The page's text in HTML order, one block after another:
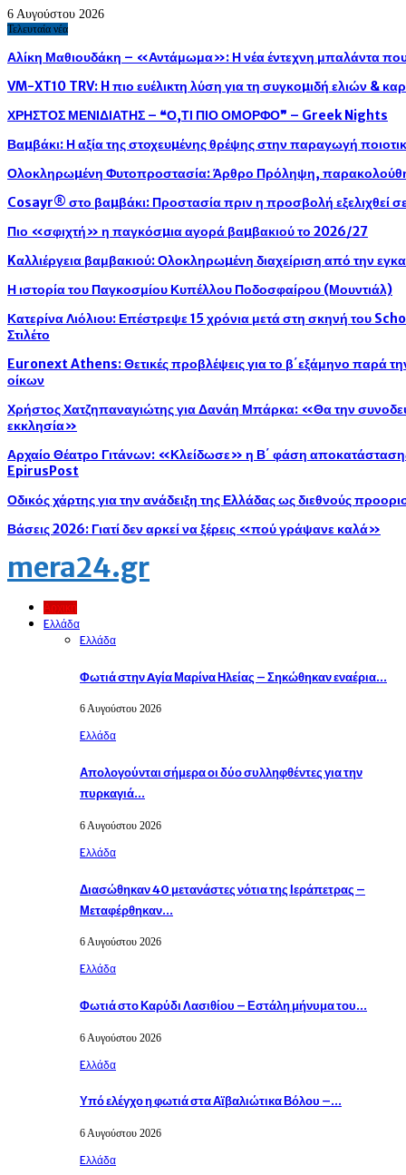
6 Αυγούστου 2026
Τελευταία νέα
Αλίκη Μαθιουδάκη – «Αντάμωμα»: Η νέα έντεχνη μπαλάντα
VM-XT10 TRV: H πιο ευέλικτη λύση για τη συγκοµιδή ελιών &
ΧΡΗΣΤΟΣ ΜΕΝΙΔΙΑΤΗΣ – ❝Ο,ΤΙ ΠΙΟ ΟΜΟΡΦΟ❞ – Greek Nights
Βαµβάκι: Η αξία της στοχευµένης θρέψης στην παραγωγή
Ολοκληρωµένη Φυτοπροστασία: Άρθρο Πρόληψη,
Cosayr® στο βαµβάκι: Προστασία πριν η προσβολή εξελιχθεί
Πιο «σφιχτή» η παγκόσµια αγορά βαµβακιού το 2026/27
Kαλλιέργεια βαμβακιού: Ολοκληρωµένη διαχείριση από την
Η ιστορία του Παγκοσμίου Κυπέλλου Ποδοσφαίρου (Μουντιάλ)
Κατερίνα Λιόλιου: Επέστρεψε 15 χρόνια μετά στη σκηνή του
Στιλέτο
Euronext Athens: Θετικές προβλέψεις για το β΄εξάμηνο παρά
οίκων
Χρήστος Χατζηπαναγιώτης για Δανάη Μπάρκα: «Θα την
εκκλησία»
Αρχαίο Θέατρο Γιτάνων: «Κλείδωσε» η Β΄ φάση
EpirusPost
Οδικός χάρτης για την ανάδειξη της Ελλάδας ως διεθνούς
Βάσεις 2026: Γιατί δεν αρκεί να ξέρεις «πού γράψανε καλά»
mera24.gr
Αρχική
Eλλάδα
Eλλάδα
Φωτιά στην Aγία Μαρίνα Ηλείας – Σηκώθηκαν εναέρια…
6 Αυγούστου 2026
Eλλάδα
Απολογούνται σήμερα οι δύο συλληφθέντες για την
πυρκαγιά…
6 Αυγούστου 2026
Eλλάδα
Διασώθηκαν 40 μετανάστες νότια της Ιεράπετρας –
Μεταφέρθηκαν…
6 Αυγούστου 2026
Eλλάδα
Φωτιά στο Καρύδι Λασιθίου – Εστάλη μήνυμα του…
6 Αυγούστου 2026
Eλλάδα
Υπό ελέγχο η φωτιά στα Αϊβαλιώτικα Βόλου –…
6 Αυγούστου 2026
Eλλάδα